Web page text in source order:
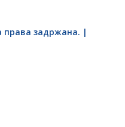
права задржана. |